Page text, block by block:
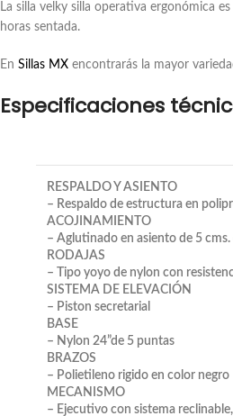
La silla velky silla operativa ergonómica
horas sentada.
En Sillas MX encontrarás la mayor
Especificaciones
RESPALDO Y ASIENTO
– Respaldo de estructura en
ACOJINAMIENTO
– Aglutinado en asiento de 5 cms.
RODAJAS
– Tipo yoyo de nylon con
SISTEMA DE ELEVACIÓN
– Piston secretarial
BASE
– Nylon 24”de 5 puntas
BRAZOS
– Polietileno rigido en color negro
MECANISMO
– Ejecutivo con sistema